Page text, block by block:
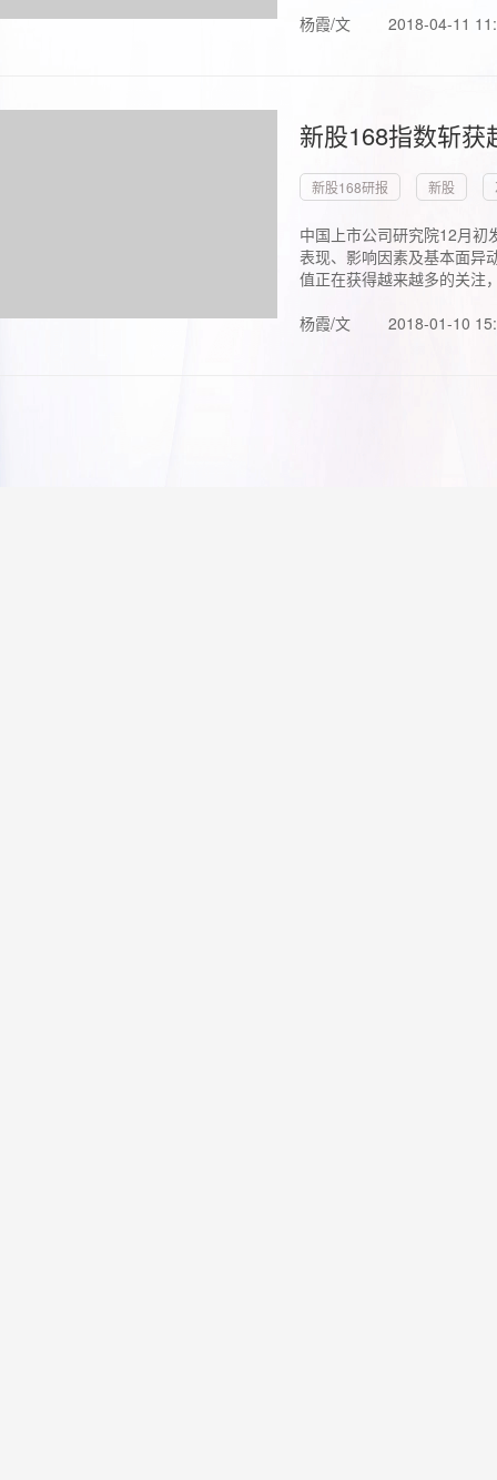
杨霞/文 2018-04-11
新股168指数斩
新股168研报 新股
中国上市公司研究院12月初
表现、影响因素及基本面异
值正在获得越来越多的关注
杨霞/文
2018-01-10